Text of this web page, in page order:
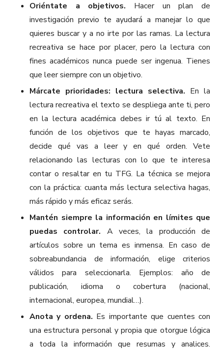
Oriéntate a objetivos. Hacer un plan de
investigación previo te ayudará a manejar lo que
quieres buscar y a no irte por las ramas. La lectura
recreativa se hace por placer, pero la lectura con
fines académicos nunca puede ser ingenua. Tienes
que leer siempre con un objetivo.
Márcate prioridades: lectura selectiva. En la
lectura recreativa el texto se despliega ante ti, pero
en la lectura académica debes ir tú al texto. En
función de los objetivos que te hayas marcado,
decide qué vas a leer y en qué orden. Vete
relacionando las lecturas con lo que te interesa
contar o resaltar en tu TFG. La técnica se mejora
con la práctica: cuanta más lectura selectiva hagas,
más rápido y más eficaz serás.
Mantén siempre la información en límites que
puedas controlar. A veces, la producción de
artículos sobre un tema es inmensa. En caso de
sobreabundancia de información, elige criterios
válidos para seleccionarla. Ejemplos: año de
publicación, idioma o cobertura (nacional,
internacional, europea, mundial…).
Anota y ordena. Es importante que cuentes con
una estructura personal y propia que otorgue lógica
a toda la información que resumas y analices.